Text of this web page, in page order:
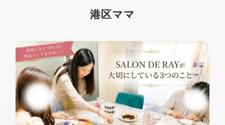
港区ママ